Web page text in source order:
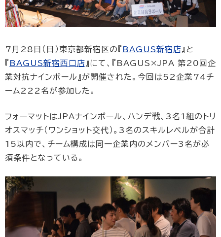
7月28日（日）東京都新宿区の『 BAGUS新宿店 』と
『 BAGUS新宿西口店 』にて、『BAGUS×JPA 第20回企
業対抗ナインボール』が開催された。今回は52企業74チ
ーム222名が参加した。
フォーマットはJPAナインボール、ハンデ戦、3名1組のトリ
オスマッチ（ワンショット交代）。3名のスキルレベルが合計
15以内で、チーム構成は同一企業内のメンバー3名が必
須条件となっている。